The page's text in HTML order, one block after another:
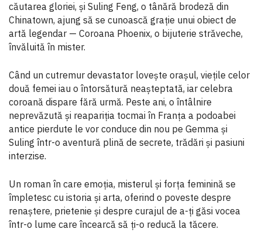
căutarea gloriei, și Suling Feng, o tânără brodeză din
Chinatown, ajung să se cunoască grație unui obiect de
artă legendar — Coroana Phoenix, o bijuterie străveche,
învăluită în mister.
Când un cutremur devastator lovește orașul, viețile celor
două femei iau o întorsătură neașteptată, iar celebra
coroană dispare fără urmă. Peste ani, o întâlnire
neprevăzută și reapariția tocmai în Franța a podoabei
antice pierdute le vor conduce din nou pe Gemma și
Suling într-o aventură plină de secrete, trădări și pasiuni
interzise.
Un roman în care emoția, misterul și forța feminină se
împletesc cu istoria și arta, oferind o poveste despre
renaștere, prietenie și despre curajul de a-ți găsi vocea
într-o lume care încearcă să ți-o reducă la tăcere.